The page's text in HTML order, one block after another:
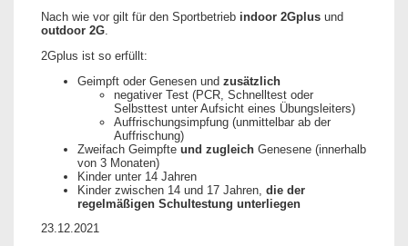
Nach wie vor gilt für den Sportbetrieb indoor 2Gplus und
outdoor 2G.
2Gplus ist so erfüllt:
Geimpft oder Genesen und zusätzlich
negativer Test (PCR, Schnelltest oder
Selbsttest unter Aufsicht eines Übungsleiters)
Auffrischungsimpfung (unmittelbar ab der
Auffrischung)
Zweifach Geimpfte und zugleich Genesene (innerhalb
von 3 Monaten)
Kinder unter 14 Jahren
Kinder zwischen 14 und 17 Jahren, die der
regelmäßigen Schultestung unterliegen
23.12.2021